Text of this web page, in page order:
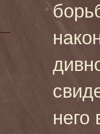
него